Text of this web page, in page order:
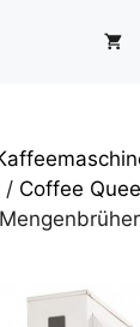
/ Coffee